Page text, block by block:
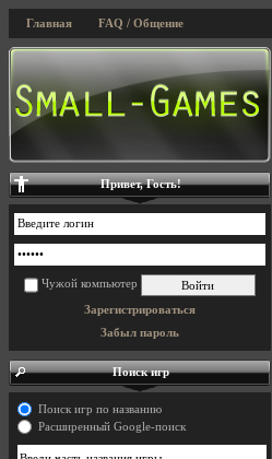
Главная FAQ / Общение
Привет, Гость!
Чужой компьютер
Зарегистрироваться
Забыл пароль
Поиск игр
Поиск игр по названию
Расширенный Google-поиск